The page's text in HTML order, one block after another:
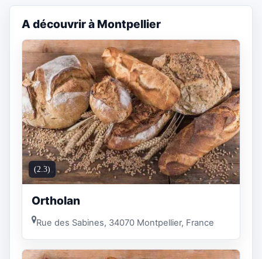
A découvrir à Montpellier
(2.3)
Ortholan
Rue des Sabines, 34070 Montpellier, France